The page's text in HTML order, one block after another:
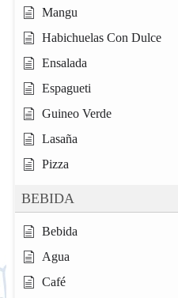
Mangu
Habichuelas Con Dulce
Ensalada
Espagueti
Guineo Verde
Lasaña
Pizza
BEBIDA
Bebida
Agua
Café